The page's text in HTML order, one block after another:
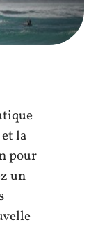
la
pour
un